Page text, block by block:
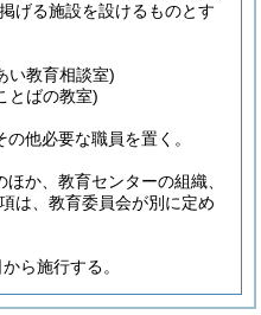
げる施設を設けるものとす
い教育相談室)
とばの教室)
他必要な職員を置く。
ほか、教育センターの組織、
は、教育委員会が別に定め
ら施行する。